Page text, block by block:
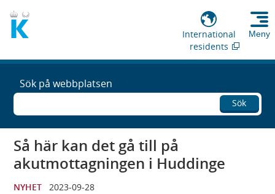
International
residents
Meny
Sök på webbplatsen
Sök
Så här kan det gå till på
akutmottagningen i Huddinge
NYHET 2023-09-28